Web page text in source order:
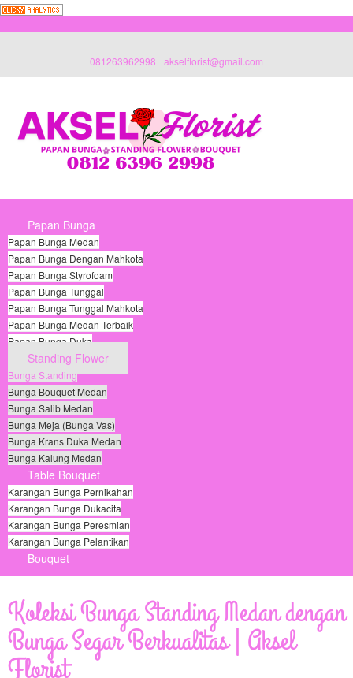
081263962998 akselflorist@gmail.com
Papan Bunga
Papan Bunga Medan
Papan Bunga Dengan Mahkota
Papan Bunga Styrofoam
Papan Bunga Tunggal
Papan Bunga Tunggal Mahkota
Papan Bunga Medan Terbaik
Papan Bunga Duka
Standing Flower
Bunga Standing
Bunga Bouquet Medan
Bunga Salib Medan
Bunga Meja (Bunga Vas)
Bunga Krans Duka Medan
Bunga Kalung Medan
Table Bouquet
Karangan Bunga Pernikahan
Karangan Bunga Dukacita
Karangan Bunga Peresmian
Karangan Bunga Pelantikan
Bouquet
Koleksi Bunga Standing Medan dengan
Bunga Segar Berkualitas | Aksel
Florist